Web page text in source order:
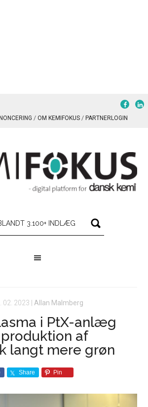
OM KEMIFOKUS PARTNERLOGIN
02. 2023 Allan Malmberg
i PtX-anlæg
af
langt mere grøn
Share Pin